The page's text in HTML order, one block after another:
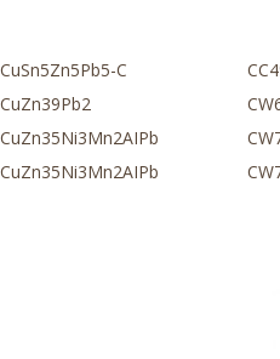
CuSn5Zn5Pb5-C
CuZn39Pb2
CuZn35Ni3Mn2AIPb
CuZn35Ni3Mn2AIPb